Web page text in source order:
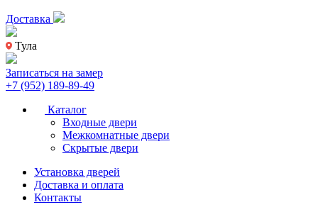
Доставка
Тула
Записаться на замер
+7 (952) 189-89-49
Каталог
Входные двери
Межкомнатные двери
Скрытые двери
Установка дверей
Доставка и оплата
Контакты